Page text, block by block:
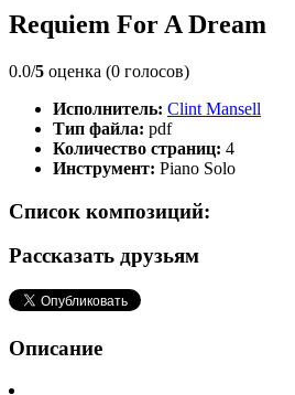
Requiem For A Dream
0.0/5 оценка (0 голосов)
Исполнитель: Clint Mansell
Тип файла: pdf
Количество страниц: 4
Инструмент: Piano Solo
Список композиций:
Рассказать друзьям
Описание